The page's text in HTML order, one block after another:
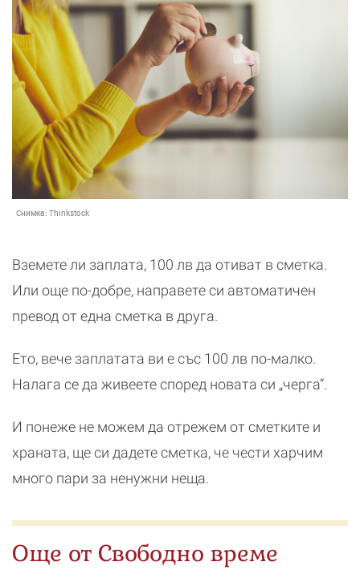
Снимка: Thinkstock
Вземете ли заплата, 100 лв да отиват в сметка.
Или още по-добре, направете си автоматичен
превод от една сметка в друга.
Ето, вече заплатата ви е със 100 лв по-малко.
Налага се да живеете според новата си „черга“.
И понеже не можем да отрежем от сметките и
храната, ще си дадете сметка, че чести харчим
много пари за ненужни неща.
Още от Свободно време